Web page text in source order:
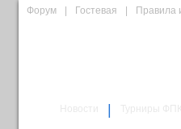
Форум Гостевая Правила